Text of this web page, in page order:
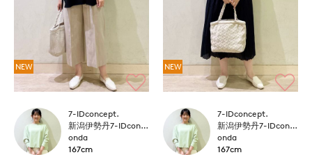
NEW
7-IDconcept.
新潟伊勢丹7-IDconcept.
onda
167cm
NEW
7-IDconcept.
新潟伊勢丹7-IDconcept.
onda
167cm